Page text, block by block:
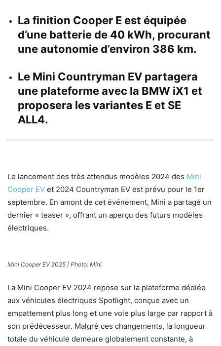
La finition Cooper E est équipée
d’une batterie de 40 kWh, procurant
une autonomie d’environ 386 km.
Le Mini Countryman EV partagera
une plateforme avec la BMW iX1 et
proposera les variantes E et SE
ALL4.
Le lancement des très attendus modèles 2024 des Mini
Cooper EV et 2024 Countryman EV est prévu pour le 1er
septembre. En amont de cet événement, Mini a partagé un
dernier « teaser », offrant un aperçu des futurs modèles
électriques.
Mini Cooper EV 2025 | Photo: Mini
La Mini Cooper EV 2024 repose sur la plateforme dédiée
aux véhicules électriques Spotlight, conçue avec un
empattement plus long et une voie plus large par rapport à
son prédécesseur. Malgré ces changements, la longueur
totale du véhicule demeure globalement constante, à